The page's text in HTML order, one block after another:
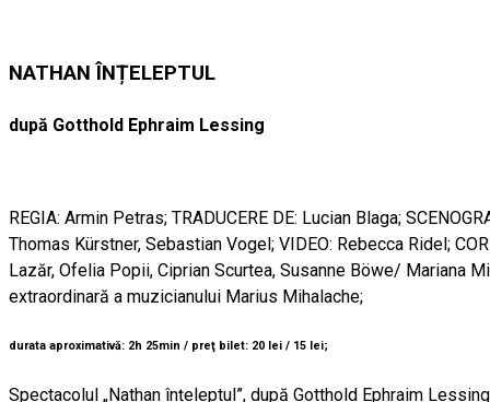
NATHAN ÎNȚELEPTUL
după Gotthold Ephraim Lessing
REGIA: Armin Petras; TRADUCERE DE: Lucian Blaga;
Thomas Kürstner, Sebastian Vogel; VIDEO: Rebecca Ridel;
Lazăr, Ofelia Popii, Ciprian Scurtea, Susanne Böwe/ Mariana
extraordinară a muzicianului Marius Mihalache;
durata aproximativă: 2h 25min / preţ bilet: 20 lei / 15 lei;
Spectacolul „Nathan înțeleptul”, după Gotthold Ephraim